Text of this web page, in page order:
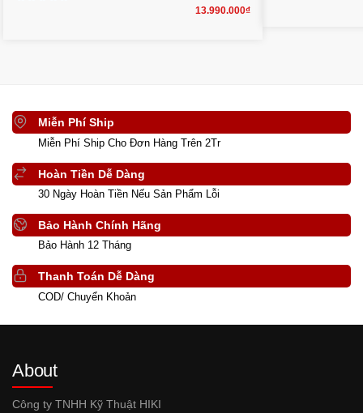
13.990.000₫
Miễn Phí Ship
Miễn Phí Ship Cho Đơn Hàng Trên 2Tr
Hoàn Tiền Dễ Dàng
30 Ngày Hoàn Tiền Nếu Sản Phẩm Lỗi
Bảo Hành Chính Hãng
Bảo Hành 12 Tháng
Thanh Toán Dễ Dàng
COD/ Chuyển Khoản
About
Công ty TNHH Kỹ Thuật HIKI